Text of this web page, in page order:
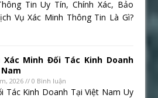
Tin Uy Tín, Chính Xác, Bảo
Vụ Xác Minh Thông Tin Là Gì?
Xác Minh Đối Tác Kinh Doanh
2026 // 0 Bình luận
Tác Kinh Doanh Tại Việt Nam Uy